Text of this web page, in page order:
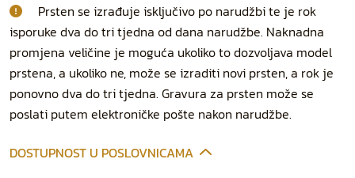
Prsten se izrađuje isključivo po narudžbi te je rok
isporuke dva do tri tjedna od dana narudžbe. Naknadna
promjena veličine je moguća ukoliko to dozvoljava model
prstena, a ukoliko ne, može se izraditi novi prsten, a rok je
ponovno dva do tri tjedna. Gravura za prsten može se
poslati putem elektroničke pošte nakon narudžbe.
DOSTUPNOST U POSLOVNICAMA